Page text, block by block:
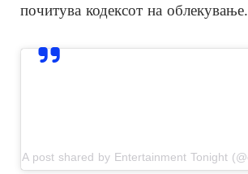
почитува кодексот на облекување.